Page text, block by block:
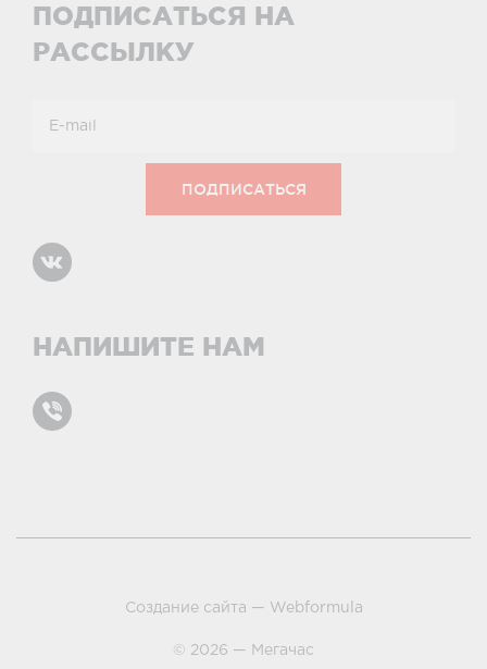
ПОДПИСАТЬСЯ НА
РАССЫЛКУ
НАПИШИТЕ НАМ
Создание сайта — Webformula
© 2026 — Мегачас
условиями и принципами